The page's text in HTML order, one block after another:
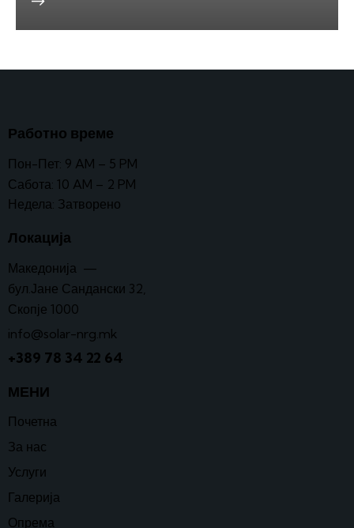
Работно време
Пон-Пет: 9 AM – 5 PM
Сабота: 10 AM – 2 PM
Недела: Затворено
Локација
Македонија —
бул.Јане Сандански 32,
Скопје 1000
info@solar-nrg.mk
+389 78 34 22 64
МЕНИ
Почетна
За нас
Услуги
Галерија
Опрема